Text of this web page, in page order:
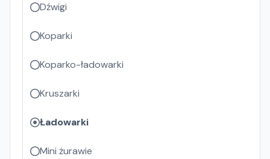
Dźwigi
Koparki
Koparko-ładowarki
Kruszarki
Ładowarki
Mini żurawie